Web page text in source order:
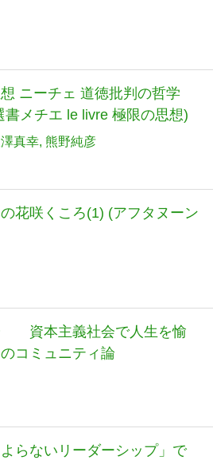
ニーチェ 道徳批判の哲学
書メチエ le livre 極限の思想)
真幸 熊野純彦
花咲くころ(1) (アフタヌーン
資本主義社会で人生を愉
コミュニティ論
よらないリーダーシップ」で